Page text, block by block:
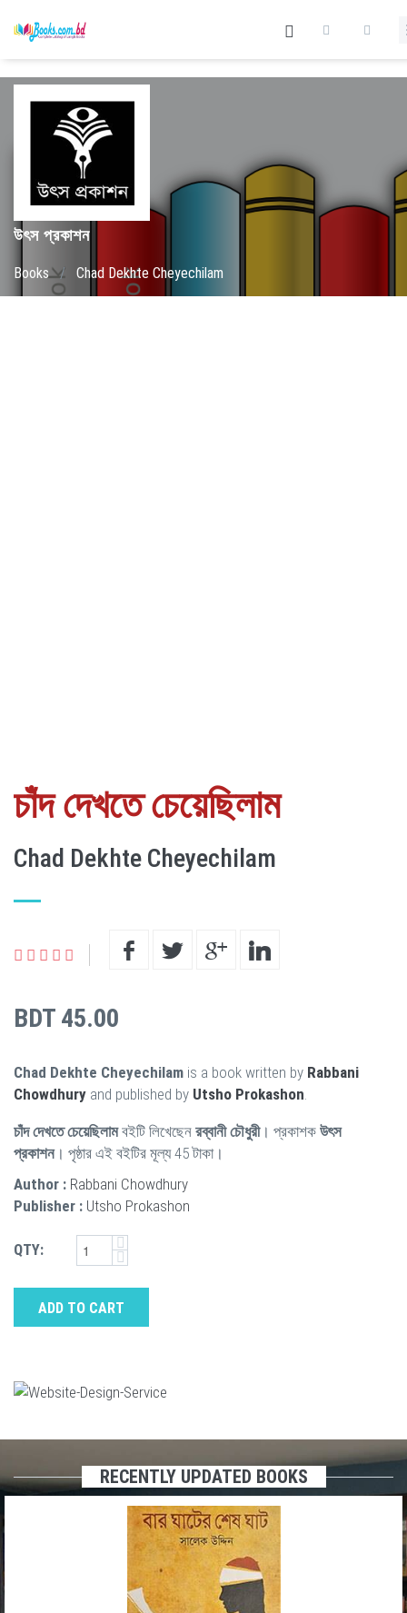
উৎস প্রকাশন
Books / Chad Dekhte Cheyechilam
চাঁদ দেখতে চেয়েছিলাম
Chad Dekhte Cheyechilam
BDT 45.00
Chad Dekhte Cheyechilam is a book written by Rabbani
Chowdhury and published by Utsho Prokashon
চাঁদ দেখতে চেয়েছিলামবইটি লিখেছেন রব্বানী চৌধুরী। প্রকাশক উৎস
প্রকাশন। পৃষ্ঠার এই বইটির মূল্য 45 টাকা।
Author : Rabbani Chowdhury
Publisher : Utsho Prokashon
QTY:
ADD TO CART
RECENTLY UPDATED BOOKS